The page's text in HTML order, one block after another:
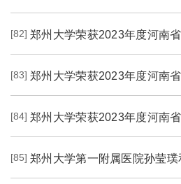
[82]
[83]
[84]
[85]